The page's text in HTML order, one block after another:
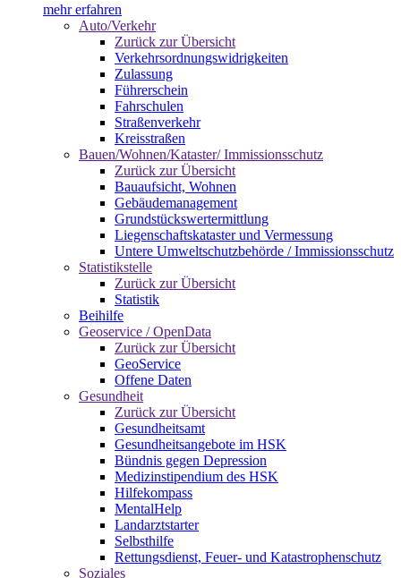
mehr erfahren
Auto/Verkehr
Zurück zur Übersicht
Verkehrsordnungswidrigkeiten
Zulassung
Führerschein
Fahrschulen
Straßenverkehr
Kreisstraßen
Bauen/Wohnen/Kataster/ Immissionsschutz
Zurück zur Übersicht
Bauaufsicht, Wohnen
Gebäudemanagement
Grundstückswertermittlung
Liegenschaftskataster und Vermessung
Untere Umweltschutzbehörde / Immissionsschutz
Statistikstelle
Zurück zur Übersicht
Statistik
Beihilfe
Geoservice / OpenData
Zurück zur Übersicht
GeoService
Offene Daten
Gesundheit
Zurück zur Übersicht
Gesundheitsamt
Gesundheitsangebote im HSK
Bündnis gegen Depression
Medizinstipendium des HSK
Hilfekompass
MentalHelp
Landarztstarter
Selbsthilfe
Rettungsdienst, Feuer- und Katastrophenschutz
Soziales